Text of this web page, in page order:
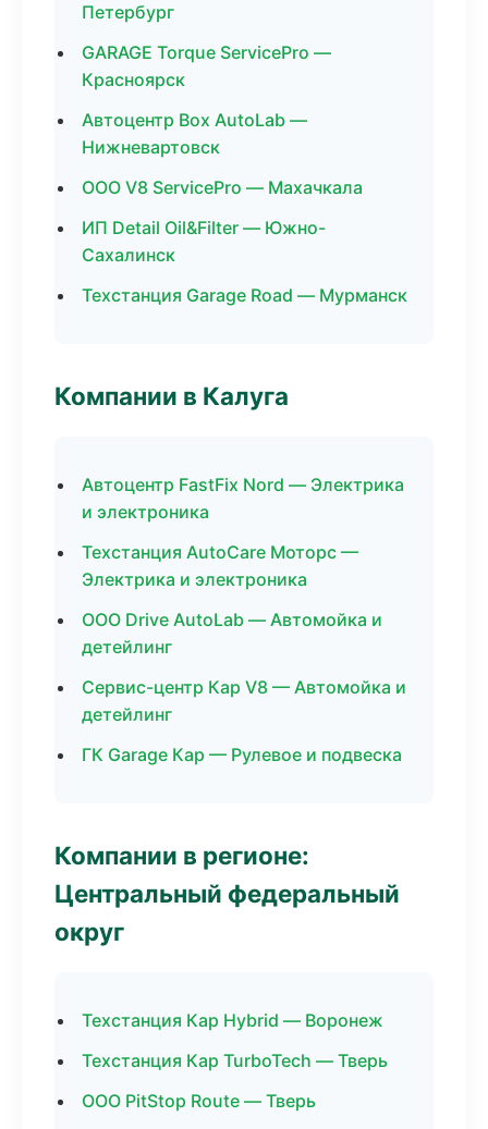
Петербург
GARAGE Torque ServicePro —
Красноярск
Автоцентр Box AutoLab —
Нижневартовск
ООО V8 ServicePro — Махачкала
ИП Detail Oil&Filter — Южно-
Сахалинск
Техстанция Garage Road — Мурманск
Компании в Калуга
Автоцентр FastFix Nord — Электрика
и электроника
Техстанция AutoCare Моторс —
Электрика и электроника
ООО Drive AutoLab — Автомойка и
детейлинг
Сервис-центр Кар V8 — Автомойка и
детейлинг
ГК Garage Кар — Рулевое и подвеска
Компании в регионе:
Центральный федеральный
округ
Техстанция Кар Hybrid — Воронеж
Техстанция Кар TurboTech — Тверь
ООО PitStop Route — Тверь